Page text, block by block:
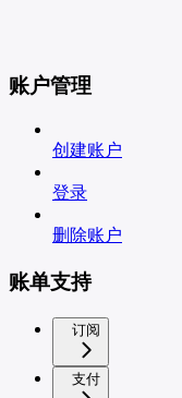
账户管理
创建账户
登录
删除账户
账单支持
订阅
支付